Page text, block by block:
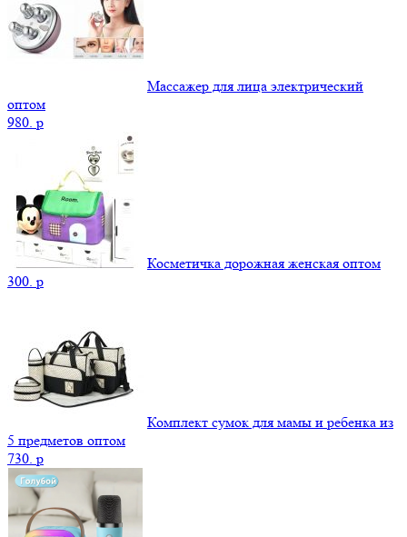
Массажер для лица электрический
оптом
980. p
Косметичка дорожная женская оптом
300. p
Комплект сумок для мамы и ребенка из
5 предметов оптом
730. p